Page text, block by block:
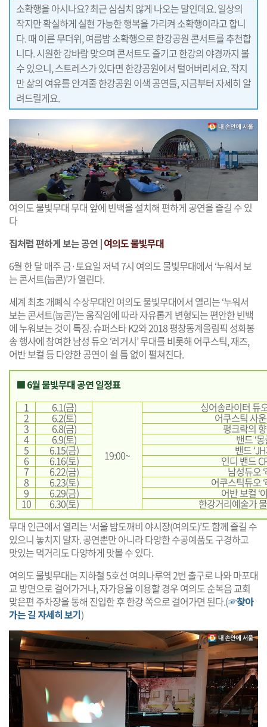
소확행을 아시나요? 최근 심심치 않게 나오는 말인데요. 일상의
작지만 확실하게 실현 가능한 행복을 가리켜 소확행이라고 합니
다. 때 이른 무더위, 여름밤 소확행으로 한강공원 콘서트를 추천합
니다. 시원한 강바람 맞으며 콘서트도 즐기고 한강의 야경까지 볼
수 있으니, 스트레스가 있다면 한강공원에서 털어버리세요. 작지
만 삶의 여유를 안겨줄 한강공원 이색 공연들, 지금부터 자세히 알
려드릴게요.
여의도 물빛무대 무대 앞에 빈백을 설치해 편하게 공연을 즐길 수 있
다
집처럼 편하게 보는 공연 |여의도 물빛무대
6월 한 달 매주 금·토요일 저녁 7시 여의도 물빛무대에서 ‘누워서 보
는 콘서트(눕콘)’가 열린다.
세계 최초 개폐식 수상무대인 여의도 물빛무대에서 열리는 ‘누워서
보는 콘서트(눕콘)’는 움직임에 따라 자유롭게 변형되는 편안한 빈백
에 누워보는 것이 특징. 슈퍼스타 K2와 2018 평창동계올림픽 성화봉
송 행사에 참여한 남성 듀오 ‘레거시’ 무대를 비롯해 어쿠스틱, 재즈,
어반 보컬 등 다양한 공연이 쉴 틈 없이 펼쳐진다.
■ 6월 물빛무대 공연 일정표
1
6.1(금)
19:00~
싱어송라이터 듀
2 6.2(토) 어쿠스틱 사운
3 6.8(금) 펑크락의 향
4 6.9(토) 밴드 ‘몽
5 6.15(금) 밴드
6 6.16(토) 인디 밴드
7 6.22(금) 남성듀오
8 6.23(토) 어쿠스틱듀오
9 6.29(금) 어반 보컬 ‘
10 6.30(토)
한강거리예술가
무대 인근에서 열리는 ‘서울 밤도깨비 야시장(여의도)’도 함께 즐길 수
있으니 놓치지 말자. 공연뿐만 아니라 다양한 수공예품도 구경하고
맛있는 먹거리도 다양하게 맛볼 수 있다.
여의도 물빛무대는 지하철 5호선 여의나루역 2번 출구로 나와 마포대
교 방면으로 걸어가거나, 자가용을 이용할 경우 여의도 순복음 교회
맞은편 주차장을 통해 진입한 후 한강 쪽으로 걸어가면 된다.(☞찾아
가는 길 자세히 보기)